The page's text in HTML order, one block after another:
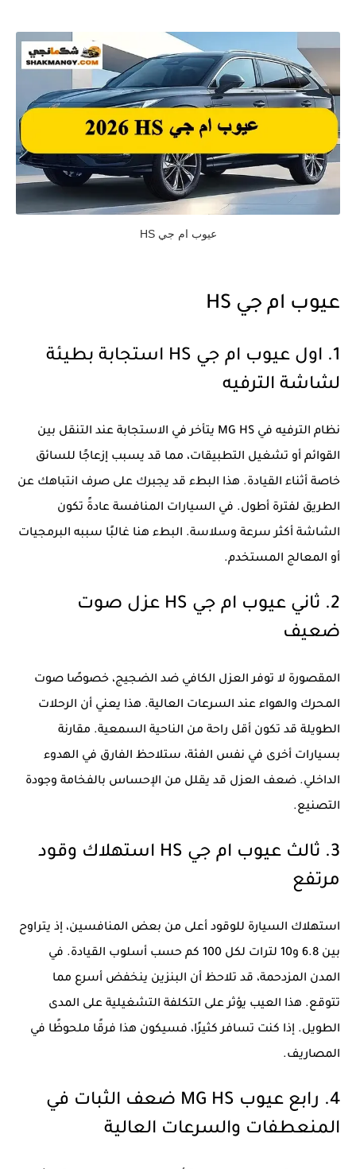
عيوب ام جي HS
عيوب ام جي HS
1. اول عيوب ام جي HS استجابة بطيئة
لشاشة الترفيه
نظام الترفيه في MG HS يتأخر في الاستجابة عند التنقل بين
القوائم أو تشغيل التطبيقات، مما قد يسبب إزعاجًا للسائق
خاصة أثناء القيادة. هذا البطء قد يجبرك على صرف انتباهك عن
الطريق لفترة أطول. في السيارات المنافسة عادةً تكون
الشاشة أكثر سرعة وسلاسة. البطء هنا غالبًا سببه البرمجيات
أو المعالج المستخدم.
2. ثاني عيوب ام جي HS عزل صوت
ضعيف
المقصورة لا توفر العزل الكافي ضد الضجيج، خصوصًا صوت
المحرك والهواء عند السرعات العالية. هذا يعني أن الرحلات
الطويلة قد تكون أقل راحة من الناحية السمعية. مقارنة
بسيارات أخرى في نفس الفئة، ستلاحظ الفارق في الهدوء
الداخلي. ضعف العزل قد يقلل من الإحساس بالفخامة وجودة
التصنيع.
3. ثالث عيوب ام جي HS استهلاك وقود
مرتفع
استهلاك السيارة للوقود أعلى من بعض المنافسين، إذ يتراوح
بين 6.8 و10 لترات لكل 100 كم حسب أسلوب القيادة. في
المدن المزدحمة، قد تلاحظ أن البنزين ينخفض أسرع مما
تتوقع. هذا العيب يؤثر على التكلفة التشغيلية على المدى
الطويل. إذا كنت تسافر كثيرًا، فسيكون هذا فرقًا ملحوظًا في
المصاريف.
4. رابع عيوب MG HS ضعف الثبات في
المنعطفات والسرعات العالية